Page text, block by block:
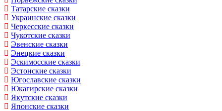
Татарские сказки
Украинские сказки
Черкесские сказки
Чукотские сказки
Эвенские сказки
Энецкие сказки
Эскимосские сказки
Эстонские сказки
Югославские сказки
Юкагирские сказки
Якутские сказки
Японские сказки